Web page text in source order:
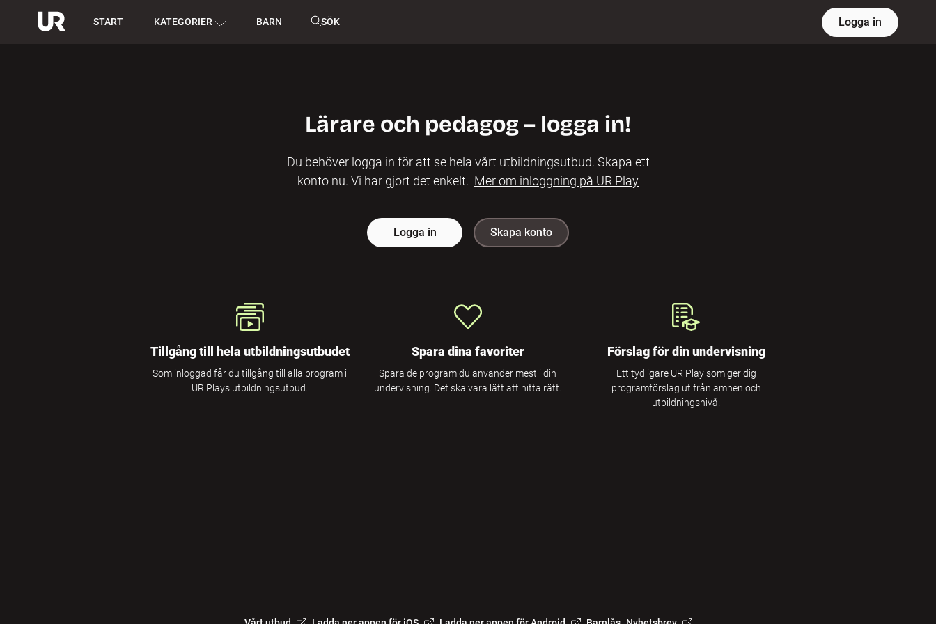
START KATEGORIER BARN SÖK Logga in
Lärare och pedagog – logga in!
Du behöver logga in för att se hela vårt utbildningsutbud. Skapa ett
konto nu. Vi har gjort det enkelt. Mer om inloggning på UR Play
Logga in Skapa konto
Tillgång till hela utbildningsutbudet
Som inloggad får du tillgång till alla program i
UR Plays utbildningsutbud.
Spara dina favoriter
Spara de program du använder mest i din
undervisning. Det ska vara lätt att hitta rätt.
Förslag för din undervisning
Ett tydligare UR Play som ger dig
programförslag utifrån ämnen och
utbildningsnivå.